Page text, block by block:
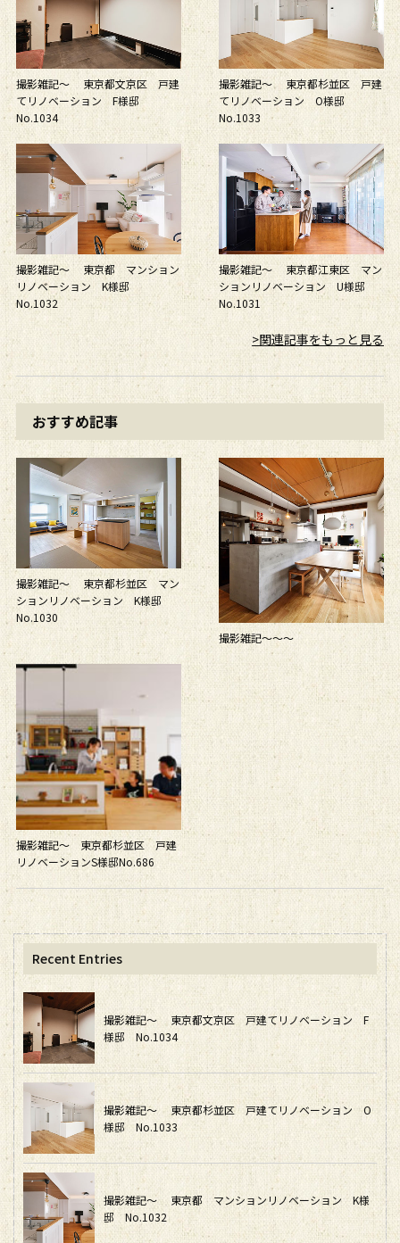
撮影雑記～ 東京都文京区 戸建
てリノベーション F様邸
No.1034
撮影雑記～ 東京都杉並区 戸建
てリノベーション O様邸
No.1033
撮影雑記～ 東京都 マンション
リノベーション K様邸
No.1032
撮影雑記～ 東京都江東区 マン
ションリノベーション U様邸
No.1031
>関連記事をもっと見る
おすすめ記事
撮影雑記～ 東京都杉並区 マン
ションリノベーション K様邸
No.1030
撮影雑記～～～
撮影雑記～ 東京都杉並区 戸建
リノベーションS様邸No.686
Recent Entries
撮影雑記～ 東京都文京区 戸建てリノベーション F
様邸 No.1034
撮影雑記～ 東京都杉並区 戸建てリノベーション O
様邸 No.1033
撮影雑記～ 東京都 マンションリノベーション K様
邸 No.1032